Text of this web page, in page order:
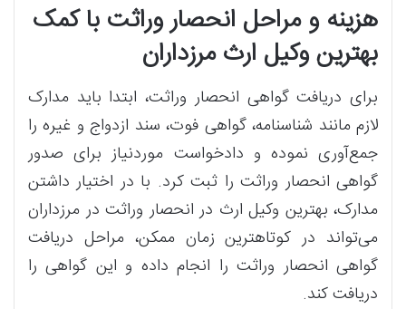
هزینه و مراحل انحصار وراثت با کمک
بهترین وکیل ارث مرزداران
برای دریافت گواهی انحصار وراثت، ابتدا باید مدارک
لازم مانند شناسنامه، گواهی فوت، سند ازدواج و غیره را
جمع‌آوری نموده و دادخواست موردنیاز برای صدور
گواهی انحصار وراثت را ثبت کرد. با در اختیار داشتن
مدارک، بهترین وکیل ارث در انحصار وراثت در مرزداران
می‌تواند در کوتاهترین زمان ممکن، مراحل دریافت
گواهی انحصار وراثت را انجام داده و این گواهی را
دریافت کند.